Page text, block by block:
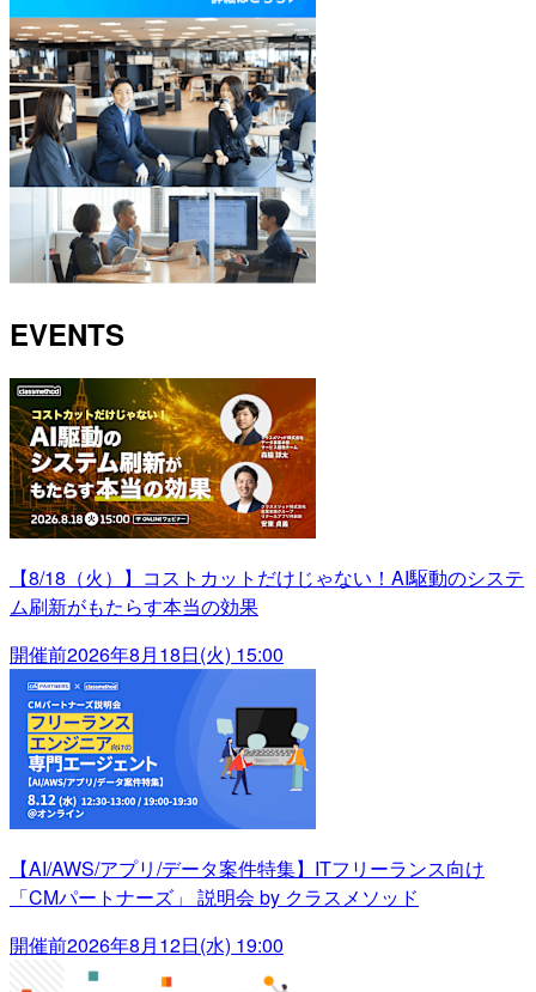
EVENTS
【8/18（火）】コストカットだけじゃない！AI駆動のシステ
ム刷新がもたらす本当の効果
開催前2026年8月18日(火) 15:00
【AI/AWS/アプリ/データ案件特集】ITフリーランス向け
「CMパートナーズ」 説明会 by クラスメソッド
開催前2026年8月12日(水) 19:00